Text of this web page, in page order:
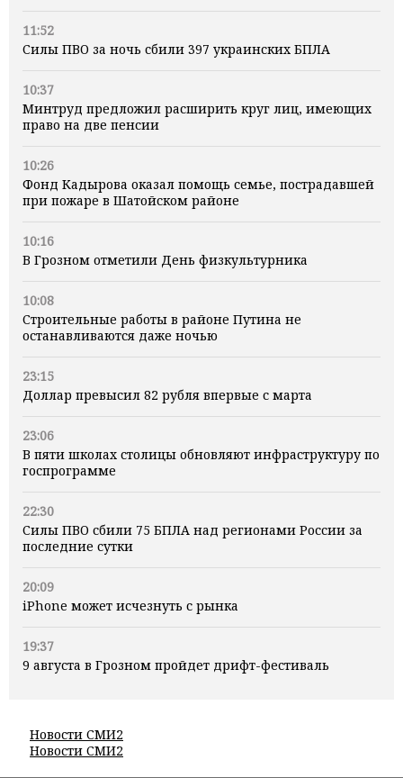
11:52
Силы ПВО за ночь сбили 397 украинских БПЛА
10:37
Минтруд предложил расширить круг лиц, имеющих
право на две пенсии
10:26
Фонд Кадырова оказал помощь семье, пострадавшей
при пожаре в Шатойском районе
10:16
В Грозном отметили День физкультурника
10:08
Строительные работы в районе Путина не
останавливаются даже ночью
23:15
Доллар превысил 82 рубля впервые с марта
23:06
В пяти школах столицы обновляют инфраструктуру по
госпрограмме
22:30
Силы ПВО сбили 75 БПЛА над регионами России за
последние сутки
20:09
iPhone может исчезнуть с рынка
19:37
9 августа в Грозном пройдет дрифт-фестиваль
Новости СМИ2
Новости СМИ2